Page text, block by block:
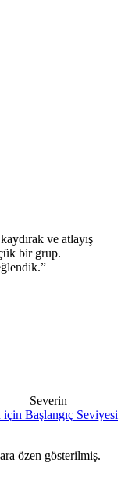
ve atlayış
bir grup.
Severin
Başlangıç Seviyesi
özen gösterilmiş.